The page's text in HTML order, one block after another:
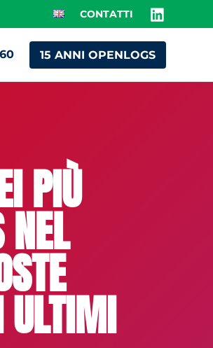
CONTATTI
15 ANNI OPENLOGS
PIÙ
ULTIMI